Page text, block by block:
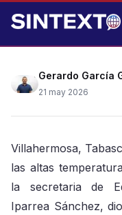
Por ola de calor y
Gerardo García
21 may 2026
Villahermosa,
las altas
la secretaria de
Iparrea Sánchez,